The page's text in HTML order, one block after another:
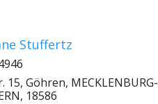
Stuffertz
15, Göhren, MECKLENBURG-
18586